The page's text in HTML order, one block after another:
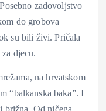
zadovoljstvo
do grobova
su bili živi. Pričala
djecu.
na hrvatskom
“balkanska baka”. I